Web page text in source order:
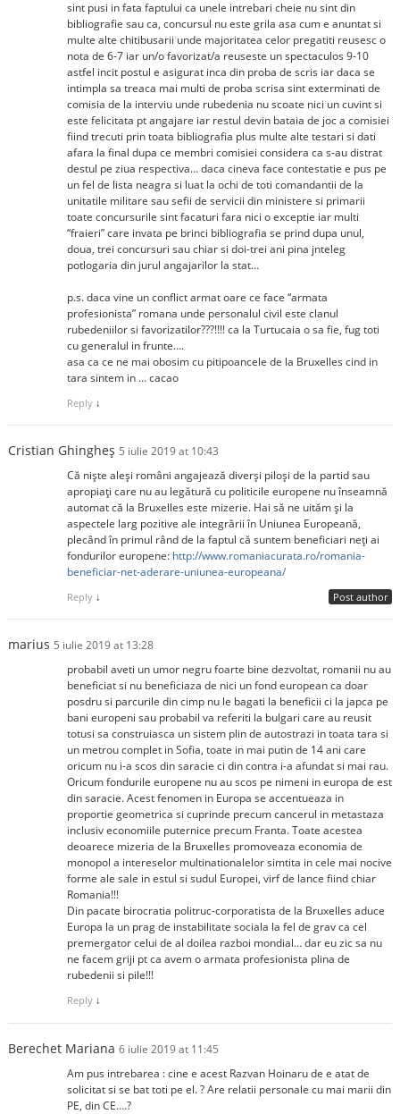
sint pusi in fata faptului ca unele intrebari cheie nu sint din
bibliografie sau ca, concursul nu este grila asa cum e anuntat si
multe alte chitibusarii unde majoritatea celor pregatiti reusesc o
nota de 6-7 iar un/o favorizat/a reuseste un spectaculos 9-10
astfel incit postul e asigurat inca din proba de scris iar daca se
intimpla sa treaca mai multi de proba scrisa sint exterminati de
comisia de la interviu unde rubedenia nu scoate nici un cuvint si
este felicitata pt angajare iar restul devin bataia de joc a comisiei
fiind trecuti prin toata bibliografia plus multe alte testari si dati
afara la final dupa ce membri comisiei considera ca s-au distrat
destul pe ziua respectiva… daca cineva face contestatie e pus pe
un fel de lista neagra si luat la ochi de toti comandantii de la
unitatile militare sau sefii de servicii din ministere si primarii
toate concursurile sint facaturi fara nici o exceptie iar multi
“fraieri” care invata pe brinci bibliografia se prind dupa unul,
doua, trei concursuri sau chiar si doi-trei ani pina jnteleg
potlogaria din jurul angajarilor la stat…
p.s. daca vine un conflict armat oare ce face “armata
profesionista” romana unde personalul civil este clanul
rubedeniilor si favorizatilor???!!!! ca la Turtucaia o sa fie, fug toti
cu generalul in frunte….
asa ca ce ne mai obosim cu pitipoancele de la Bruxelles cind in
tara sintem in … cacao
Reply ↓
Cristian Ghingheș
Post author
5 iulie 2019 at 10:43
Că niște aleși români angajează diverși piloși de la partid sau
apropiați care nu au legătură cu politicile europene nu înseamnă
automat că la Bruxelles este mizerie. Hai să ne uităm și la
aspectele larg pozitive ale integrării în Uniunea Europeană,
plecând în primul rând de la faptul că suntem beneficiari neți ai
fondurilor europene: http://www.romaniacurata.ro/romania-
beneficiar-net-aderare-uniunea-europeana/
Reply ↓
marius 5 iulie 2019 at 13:28
probabil aveti un umor negru foarte bine dezvoltat, romanii nu au
beneficiat si nu beneficiaza de nici un fond european ca doar
posdru si parcurile din cimp nu le bagati la beneficii ci la japca pe
bani europeni sau probabil va referiti la bulgari care au reusit
totusi sa construiasca un sistem plin de autostrazi in toata tara si
un metrou complet in Sofia, toate in mai putin de 14 ani care
oricum nu i-a scos din saracie ci din contra i-a afundat si mai rau.
Oricum fondurile europene nu au scos pe nimeni in europa de est
din saracie. Acest fenomen in Europa se accentueaza in
proportie geometrica si cuprinde precum cancerul in metastaza
inclusiv economiile puternice precum Franta. Toate acestea
deoarece mizeria de la Bruxelles promoveaza economia de
monopol a intereselor multinationalelor simtita in cele mai nocive
forme ale sale in estul si sudul Europei, virf de lance fiind chiar
Romania!!!
Din pacate birocratia politruc-corporatista de la Bruxelles aduce
Europa la un prag de instabilitate sociala la fel de grav ca cel
premergator celui de al doilea razboi mondial… dar eu zic sa nu
ne facem griji pt ca avem o armata profesionista plina de
rubedenii si pile!!!
Reply ↓
Berechet Mariana 6 iulie 2019 at 11:45
Am pus intrebarea : cine e acest Razvan Hoinaru de e atat de
solicitat si se bat toti pe el. ? Are relatii personale cu mai marii din
PE, din CE….?